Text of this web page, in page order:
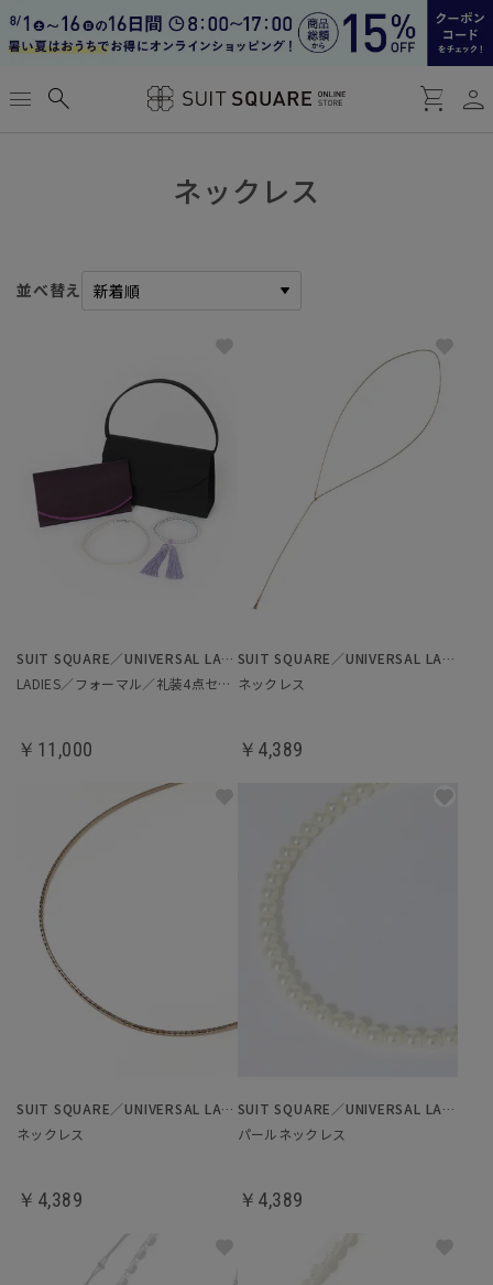
menu search shopping_cart person
ネックレス
並べ替え
SUIT SQUARE／UNIVERSAL LANGUAGE／WHITE
LADIES／フォーマル／礼装4点セット
￥11,000
SUIT SQUARE／UNIVERSAL LANGUAGE／WHITE
ネックレス
￥4,389
SUIT SQUARE／UNIVERSAL LANGUAGE／WHITE
ネックレス
￥4,389
SUIT SQUARE／UNIVERSAL LANGUAGE／WHITE
パールネックレス
￥4,389